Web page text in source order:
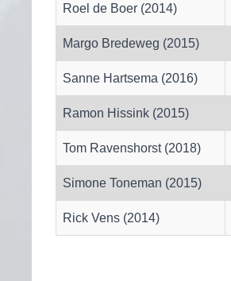
Roel de Boer (2014)
Margo Bredeweg (2015)
Sanne Hartsema (2016)
Ramon Hissink (2015)
Tom Ravenshorst (2018)
Simone Toneman (2015)
Rick Vens (2014)